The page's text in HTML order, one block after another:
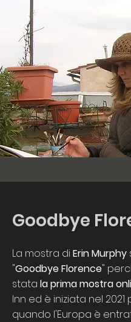
Goodbye
La mostra di Erin Murphy
"Goodbye Florence"
stata la prima mostra
Inn ed è iniziata nel 2021
quando l'Europa è